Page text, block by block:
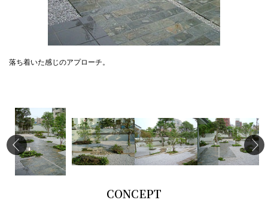
落ち着いた感じのアプローチ。
CONCEPT